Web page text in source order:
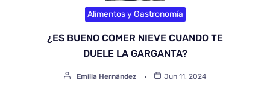
Alimentos y Gastronomía
¿ES BUENO COMER NIEVE CUANDO TE
DUELE LA GARGANTA?
Emilia Hernández Jun 11, 2024